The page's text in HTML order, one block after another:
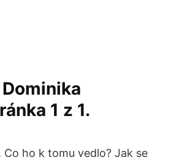
1 z 1.
ho k tomu vedlo? Jak se